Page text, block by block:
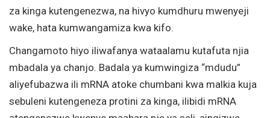
za kinga kutengenezwa, na hivyo kumdhuru mwenyeji
wake, hata kumwangamiza kwa kifo.
Changamoto hiyo iliwafanya wataalamu kutafuta njia
mbadala ya chanjo. Badala ya kumwingiza “mdudu”
aliyefubazwa ili mRNA atoke chumbani kwa malkia kuja
sebuleni kutengeneza protini za kinga, ilibidi mRNA